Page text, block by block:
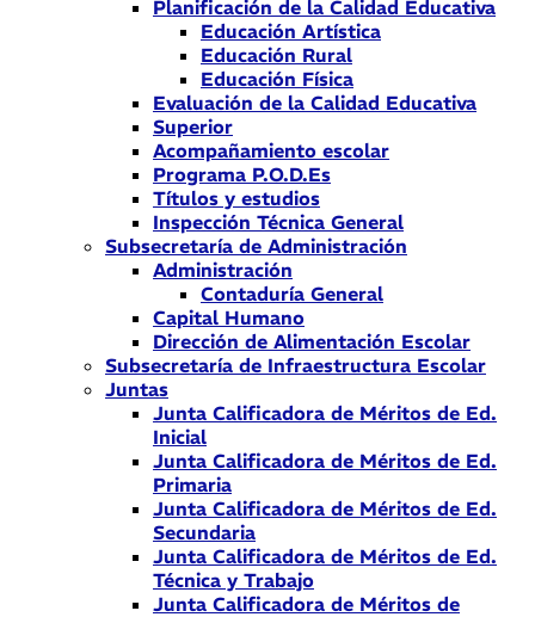
Planificación de la Calidad Educativa
Educación Artística
Educación Rural
Educación Física
Evaluación de la Calidad Educativa
Superior
Acompañamiento escolar
Programa P.O.D.Es
Títulos y estudios
Inspección Técnica General
Subsecretaría de Administración
Administración
Contaduría General
Capital Humano
Dirección de Alimentación Escolar
Subsecretaría de Infraestructura Escolar
Juntas
Junta Calificadora de Méritos de Ed.
Inicial
Junta Calificadora de Méritos de Ed.
Primaria
Junta Calificadora de Méritos de Ed.
Secundaria
Junta Calificadora de Méritos de Ed.
Técnica y Trabajo
Junta Calificadora de Méritos de